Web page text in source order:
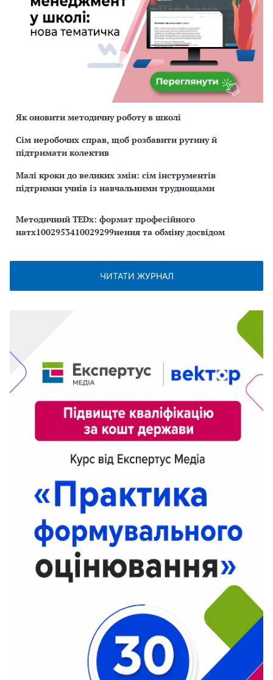
Як оновити методичну роботу в школі
Сім неробочих справ, щоб розбавити рутину й
підтримати колектив
Малі кроки до великих змін: сім інструментів
підтримки учнів із навчальними труднощами
Методичний TEDx: формат професійного
натх1002953410029299нення та обміну досвідом
ЧИТАТИ ЖУРНАЛ